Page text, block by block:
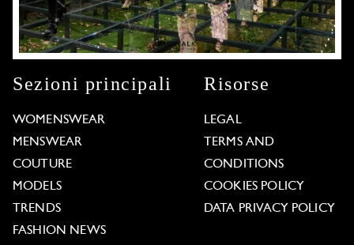
Sezioni principali
WOMENSWEAR
MENSWEAR
COUTURE
MODELS
TRENDS
FASHION NEWS
Risorse
LEGAL
TERMS AND
CONDITIONS
COOKIES POLICY
DATA PRIVACY POLICY